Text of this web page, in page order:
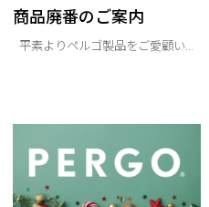
商品廃番のご案内
平素よりペルゴ製品をご愛顧い...